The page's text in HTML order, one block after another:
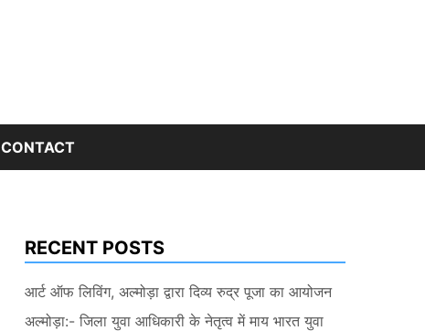
CONTACT
RECENT POSTS
आर्ट ऑफ लिविंग, अल्मोड़ा द्वारा दिव्य रुद्र पूजा का आयोजन
अल्मोड़ा:- जिला युवा आधिकारी के नेतृत्व में माय भारत युवा